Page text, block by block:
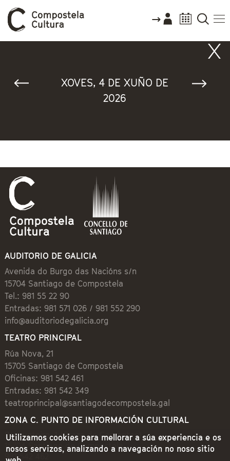
XOVES, 4 DE XUÑO DE
2026
AUDITORIO DE GALICIA
Avenida do Burgo das Nacións s/n
15704 Santiago de Compostela
Tel.: 981 55 22 90
Entradas: 981 571 026 / 981 552 290
info@auditoriodegalicia.org
TEATRO PRINCIPAL
Rúa Nova, 21
15705 Santiago de Compostela
Oficinas: 981 542 461
Entradas: 981 542 349
teatroprincipal@santiagodecompostela.gal
ZONA C. PUNTO DE INFORMACIÓN CULTURAL
Preguntoiro, 1 (Praza de Cervantes)
15704 Santiago de Compostela
981 542 462
Utilizamos cookies para mellorar a súa experiencia e os
nosos servizos, analizando a navegación no noso sitio